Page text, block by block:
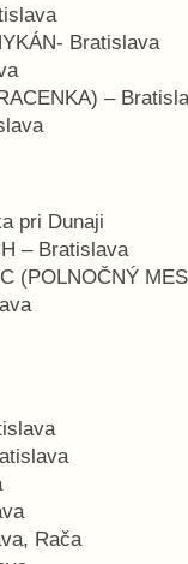
Bratislava
–
pri Dunaji
– Bratislava
(POLNOČNÝ
Rača